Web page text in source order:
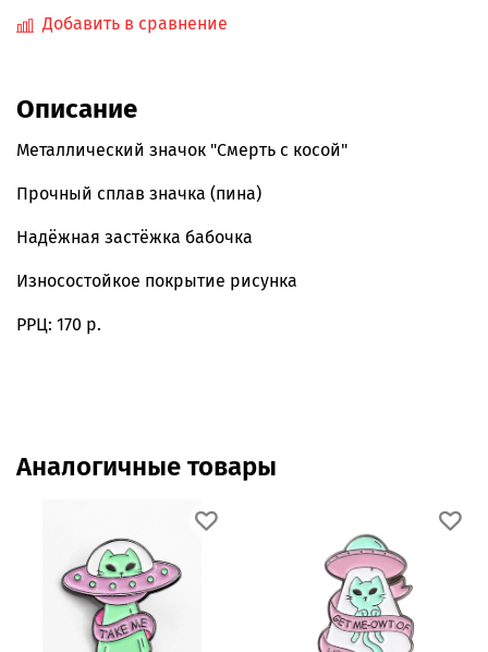
Добавить в сравнение
Описание
Металлический значок "Смерть с косой"
Прочный сплав значка (пина)
Надёжная застёжка бабочка
Износостойкое покрытие рисунка
РРЦ: 170 р.
Аналогичные товары